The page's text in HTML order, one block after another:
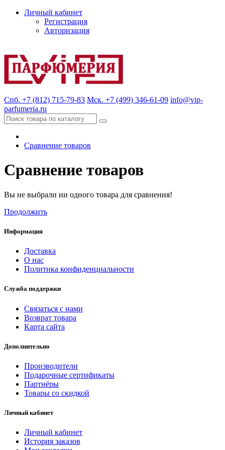
Личный кабинет
Регистрация
Авторизация
Спб. +7 (812) 715-79-83 Мск. +7 (499) 346-61-09 info@vip-
parfumeria.ru
Сравнение товаров
Сравнение товаров
Вы не выбрали ни одного товара для сравнения!
Продолжить
Информация
Доставка
О нас
Политика конфиденциальности
Служба поддержки
Связаться с нами
Возврат товара
Карта сайта
Дополнительно
Производители
Подарочные сертификаты
Партнёры
Товары со скидкой
Личный кабинет
Личный кабинет
История заказов